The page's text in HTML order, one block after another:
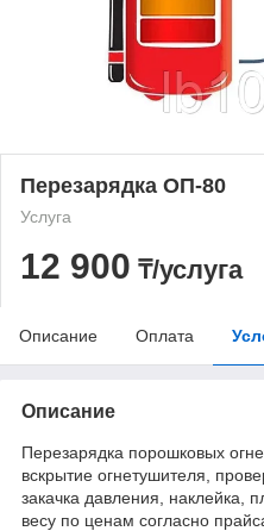
Перезарядка ОП-80
Услуга
12 900 ₸/услуга
Описание Оплата
Описание
Перезарядка порошковых
вскрытие огнетушителя,
закачка давления, наклейка,
весу по ценам согласно